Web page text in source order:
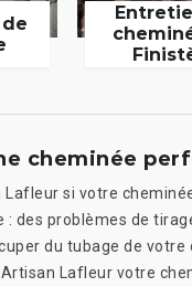
cheminée
si votre
des problèmes de
du tubage de
Lafleur votre